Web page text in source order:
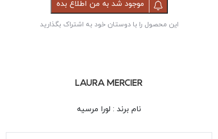
موجود شد به من اطلاع بده
این محصول را با دوستان خود به اشتراک بگذارید
نام برند : لورا مرسیه